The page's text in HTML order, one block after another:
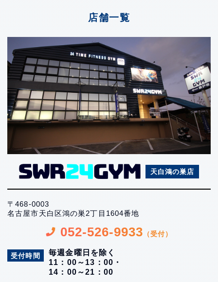
店舗一覧
天白鴻の巣店
〒468-0003
名古屋市天白区鴻の巣2丁目1604番地
052-526-9933 （受付）
受付時間
毎週金曜日を除く
11：00～13：00・
14：00～21：00